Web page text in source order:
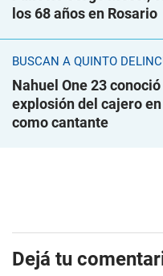
los 68 años en Rosario
BUSCAN A QUINTO
Nahuel One 23
explosión del cajero
como cantante
Dejá tu